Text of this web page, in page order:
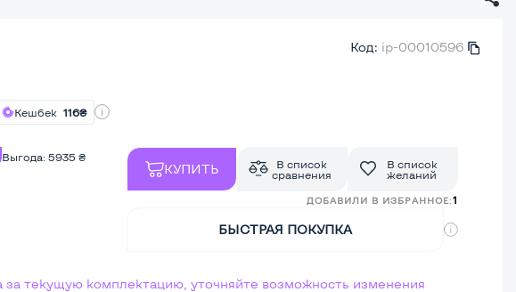
Код: ip-00010596
Кешбек 116₴
Выгода: 5935 ₴
КУПИТЬ
В список
сравнения
В список
желаний
ДОБАВИЛИ В ИЗБРАННОЕ:1
БЫСТРАЯ ПОКУПКА
за текущую комплектацию, уточняйте возможность изменения